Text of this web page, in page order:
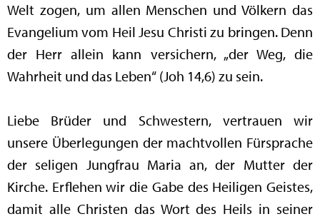
Welt zogen, um allen Menschen und Völkern das
Evangelium vom Heil Jesu Christi zu bringen. Denn
der Herr allein kann versichern, „der Weg, die
Wahrheit und das Leben“ (Joh 14,6) zu sein.
Liebe Brüder und Schwestern, vertrauen wir
unsere Überlegungen der machtvollen Fürsprache
der seligen Jungfrau Maria an, der Mutter der
Kirche. Erflehen wir die Gabe des Heiligen Geistes,
damit alle Christen das Wort des Heils in seiner